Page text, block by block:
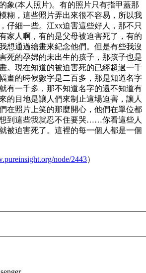
象(本人照片)。有的照片只有指甲蓋那
糊，這些照片弄出來很不容易，所以我
仔細一些。江xx迫害這些好人，那不只
家人啊，有的是父母被迫害死了，有的
想通過繪畫來紀念他們。但是有些我沒
死的孕婦的未出生的孩子，那孩子也是
。現在知道的被迫害死的已經超過一千
畫的時候數字是二百多，那是知道名字
有一千多，那不知道名字的還不知道有
的目地是讓人們來制止這場迫害，讓人
在照片上笑的那麼開心，他們在單位都
到這些我就忍不住要哭……你看這些人
被迫害死了。這裡的每一個人都是一個
node/2443）